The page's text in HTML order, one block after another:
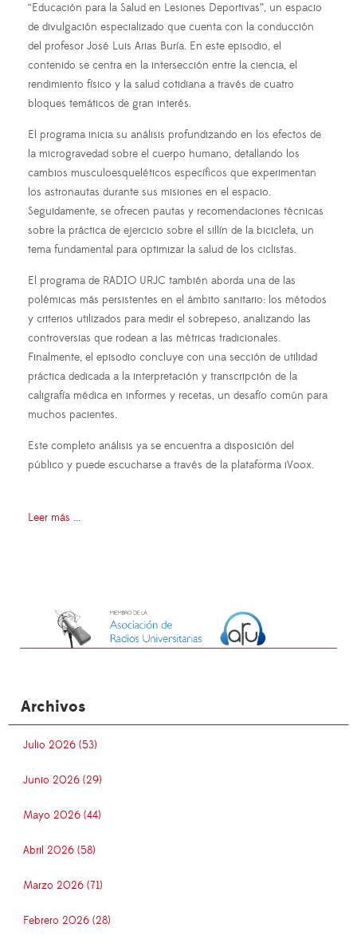
“Educación para la Salud en Lesiones Deportivas”, un espacio
de divulgación especializado que cuenta con la conducción
del profesor José Luis Arias Buría. En este episodio, el
contenido se centra en la intersección entre la ciencia, el
rendimiento físico y la salud cotidiana a través de cuatro
bloques temáticos de gran interés.
El programa inicia su análisis profundizando en los efectos de
la microgravedad sobre el cuerpo humano, detallando los
cambios musculoesqueléticos específicos que experimentan
los astronautas durante sus misiones en el espacio.
Seguidamente, se ofrecen pautas y recomendaciones técnicas
sobre la práctica de ejercicio sobre el sillín de la bicicleta, un
tema fundamental para optimizar la salud de los ciclistas.
El programa de RADIO URJC también aborda una de las
polémicas más persistentes en el ámbito sanitario: los métodos
y criterios utilizados para medir el sobrepeso, analizando las
controversias que rodean a las métricas tradicionales.
Finalmente, el episodio concluye con una sección de utilidad
práctica dedicada a la interpretación y transcripción de la
caligrafía médica en informes y recetas, un desafío común para
muchos pacientes.
Este completo análisis ya se encuentra a disposición del
público y puede escucharse a través de la plataforma iVoox.
Leer más ...
Archivos
Julio 2026 (53)
Junio 2026 (29)
Mayo 2026 (44)
Abril 2026 (58)
Marzo 2026 (71)
Febrero 2026 (28)